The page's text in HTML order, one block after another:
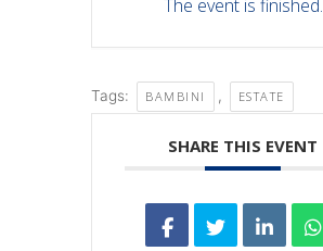
The event is finished.
Tags: BAMBINI , ESTATE
SHARE THIS EVENT